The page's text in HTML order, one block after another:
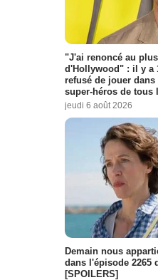
"J'ai renoncé au
d'Hollywood" : il y a
refusé de jouer
super-héros de tous
jeudi 6 août 2026
Demain nous
dans l'épisode 2265
[SPOILERS]